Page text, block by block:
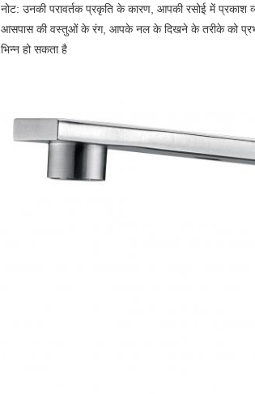
नोट: उनकी परावर्तक प्रकृति के कारण, आपकी रसोई में प्रकाश
आसपास की वस्तुओं के रंग, आपके नल के दिखने के तरीके को
भिन्न हो सकता है